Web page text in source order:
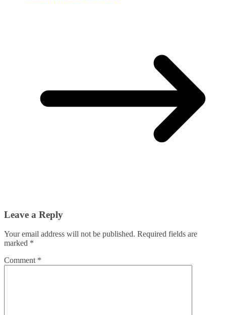
Leave a Reply
Your email address will not be published. Required fields are
marked *
Comment *